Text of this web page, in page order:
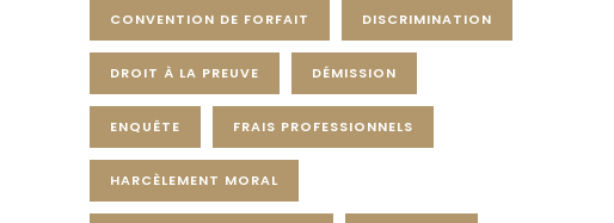
CONVENTION DE FORFAIT DISCRIMINATION
DROIT À LA PREUVE DÉMISSION
ENQUÊTE FRAIS PROFESSIONNELS
HARCÈLEMENT MORAL